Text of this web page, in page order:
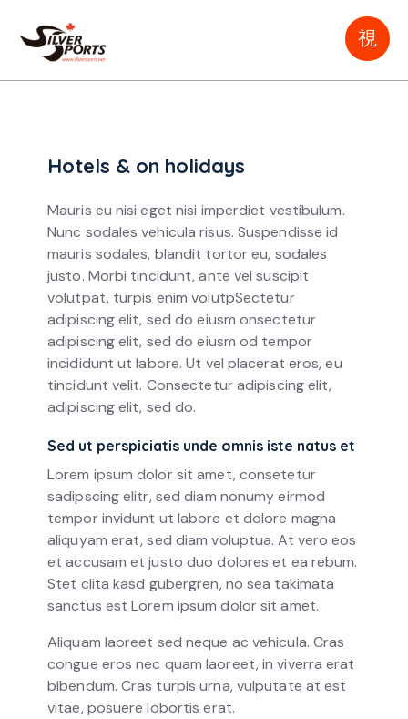
Hotels & on holidays
Mauris eu nisi eget nisi imperdiet vestibulum.
Nunc sodales vehicula risus. Suspendisse id
mauris sodales, blandit tortor eu, sodales
justo. Morbi tincidunt, ante vel suscipit
volutpat, turpis enim volutpSectetur
adipiscing elit, sed do eiusm onsectetur
adipiscing elit, sed do eiusm od tempor
incididunt ut labore. Ut vel placerat eros, eu
tincidunt velit. Consectetur adipiscing elit,
adipiscing elit, sed do.
Sed ut perspiciatis unde omnis iste natus et
Lorem ipsum dolor sit amet, consetetur
sadipscing elitr, sed diam nonumy eirmod
tempor invidunt ut labore et dolore magna
aliquyam erat, sed diam voluptua. At vero eos
et accusam et justo duo dolores et ea rebum.
Stet clita kasd gubergren, no sea takimata
sanctus est Lorem ipsum dolor sit amet.
Aliquam laoreet sed neque ac vehicula. Cras
congue eros nec quam laoreet, in viverra erat
bibendum. Cras turpis urna, vulputate at est
vitae, posuere lobortis erat.